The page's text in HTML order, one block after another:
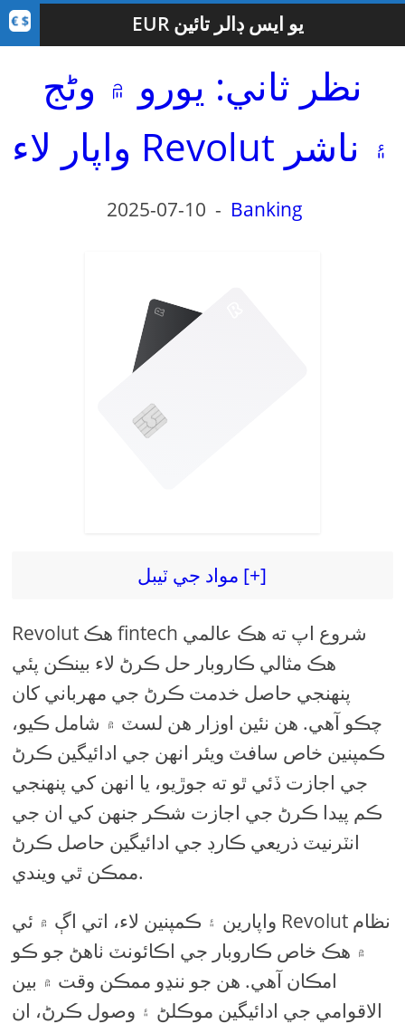
EUR يو ايس ڊالر تائين
نظر ثاني: يورو ۾ وڻج
واپار لاء Revolut ۽ ناشر
2025-07-10 - Banking
مواد جي ٽيبل [+]
Revolut هڪ fintech شروع اپ ته هڪ عالمي
هڪ مثالي ڪاروبار حل ڪرڻ لاء بينڪن پئي
پنهنجي حاصل خدمت ڪرڻ جي مهرباني کان
چڪو آهي. هن نئين اوزار هن لسٽ ۾ شامل ڪيو،
ڪمپنين خاص سافٽ ويئر انھن جي ادائيگين ڪرڻ
جي اجازت ڏئي ٿو ته جوڙيو، يا انهن کي پنهنجي
ڪم پيدا ڪرڻ جي اجازت شڪر جنهن کي ان جي
انٽرنيٽ ذريعي ڪارڊ جي ادائيگين حاصل ڪرڻ
ممڪن ٿي ويندي.
واپارين ۽ ڪمپنين لاء، اتي اڳ ۾ ئي Revolut نظام
۾ هڪ خاص ڪاروبار جي اڪائونٽ ٺاهڻ جو ڪو
امڪان آهي. هن جو ننڍو ممڪن وقت ۾ بين
الاقوامي جي ادائيگين موڪلڻ ۽ وصول ڪرڻ، ان